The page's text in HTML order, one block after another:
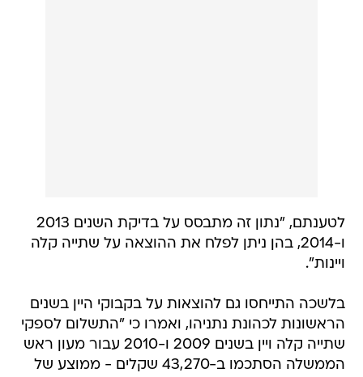
לטענתם, "נתון זה מתבסס על בדיקת השנים 2013
ו-2014, בהן ניתן לפלח את ההוצאה על שתייה קלה
ויינות".
בלשכה התייחסו גם להוצאות על בקבוקי היין בשנים
הראשונות לכהונת נתניהו, ואמרו כי "התשלום לספקי
שתייה קלה ויין בשנים 2009 ו-2010 עבור מעון ראש
הממשלה הסתכמו ב-43,270 שקלים - ממוצע של